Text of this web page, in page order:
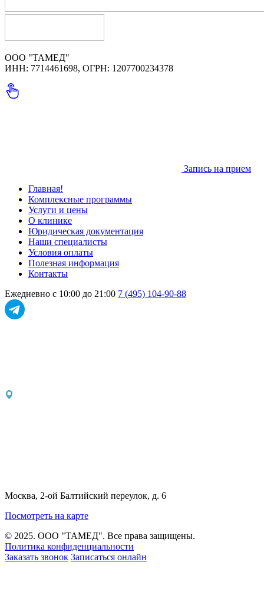
ООО "ТАМЕД"
ИНН: 7714461698, ОГРН: 1207700234378
Запись на прием
Главная!
Комплексные программы
Услуги и цены
О клинике
Юридическая документация
Наши специалисты
Условия оплаты
Полезная информация
Контакты
Ежедневно с 10:00 до 21:00 7 (495) 104-90-88
Москва, 2-ой Балтийский переулок, д. 6
Посмотреть на карте
© 2025. ООО "ТАМЕД". Все права защищены.
Политика конфиденциальности
Заказать звонок Записаться онлайн